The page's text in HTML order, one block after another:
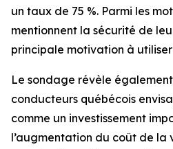
un taux de 75 %. Parmi les
mentionnent la sécurité de
principale motivation à utiliser
Le sondage révèle
conducteurs québécois
comme un investissement
l’augmentation du coût de la